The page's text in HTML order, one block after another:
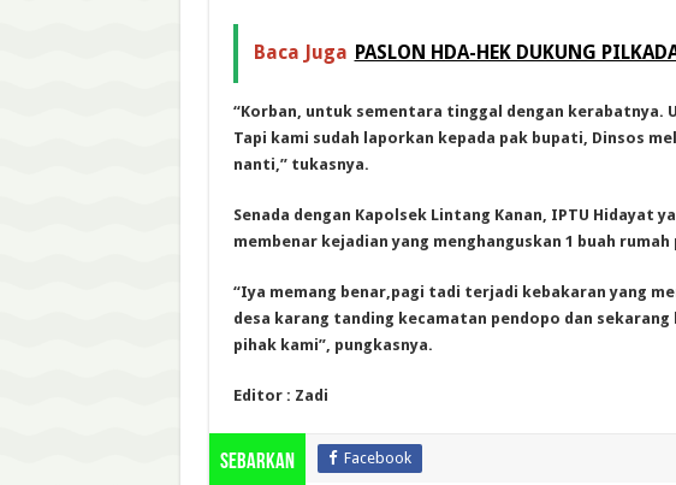
Baca Juga PASLON HDA-HEK DUKUNG
“Korban, untuk sementara tinggal dengan kerabatnya.
Tapi kami sudah laporkan kepada pak bupati, Dinsos
nanti,” tukasnya.
Senada dengan Kapolsek Lintang Kanan, IPTU Hidayat
membenar kejadian yang menghanguskan 1 buah
“Iya memang benar,pagi tadi terjadi kebakaran yang
desa karang tanding kecamatan pendopo dan
pihak kami”, pungkasnya.
Editor : Zadi
Sebarkan Facebook